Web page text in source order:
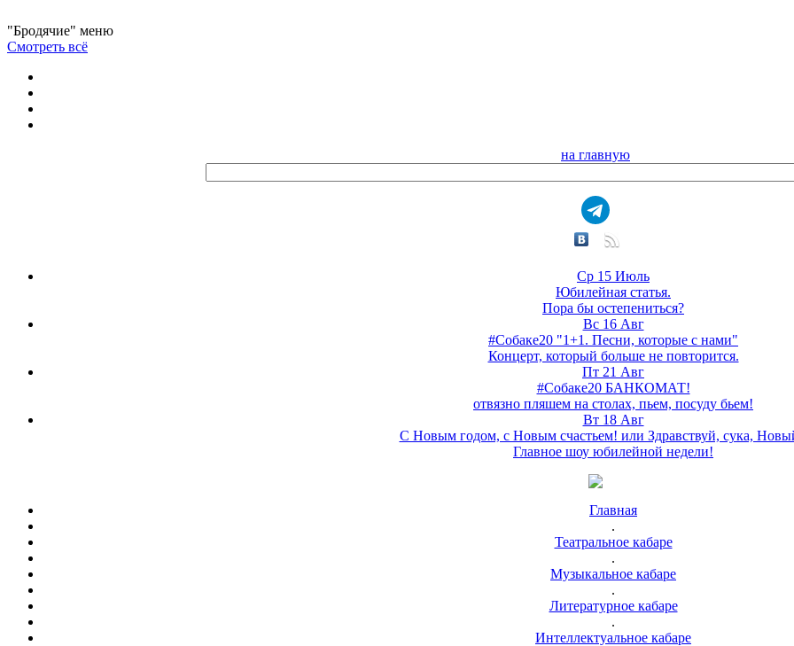
"Бродячие" меню
Смотреть всё
на главную
Ср 15 Июль
Юбилейная статья.
Пора бы остепениться?
Вс 16 Авг
#Собаке20 "1+1. Песни, которые с нами"
Концерт, который больше не повторится.
Пт 21 Авг
#Собаке20 БАНКОМАТ!
отвязно пляшем на столах, пьем, посуду бьем!
Вт 18 Авг
С Новым годом, с Новым счастьем! или Здравствуй, сука,
Главное шоу юбилейной недели!
Главная
.
Театральное кабаре
.
Музыкальное кабаре
.
Литературное кабаре
.
Интеллектуальное кабаре